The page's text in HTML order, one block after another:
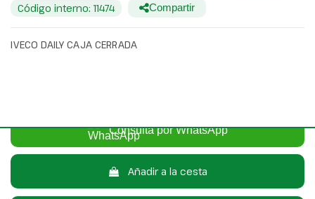
Código interno: 11474 Compartir
IVECO DAILY CAJA CERRADA
Consulta por WhatsApp
Añadir a la cesta